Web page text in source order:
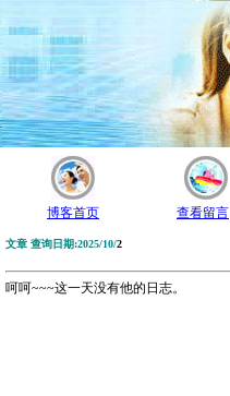
博客首页 查看留言
文章 查询日期:2025/10/2
呵呵~~~这一天没有他的日志。